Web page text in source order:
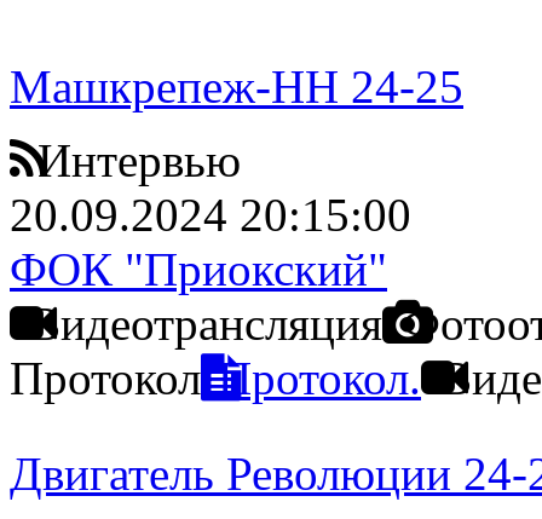
Машкрепеж-НН 24-25
Интервью
20.09.2024 20:15:00
ФОК "Приокский"
Видеотрансляция
Протокол Протокол.
Двигатель Революции 24-